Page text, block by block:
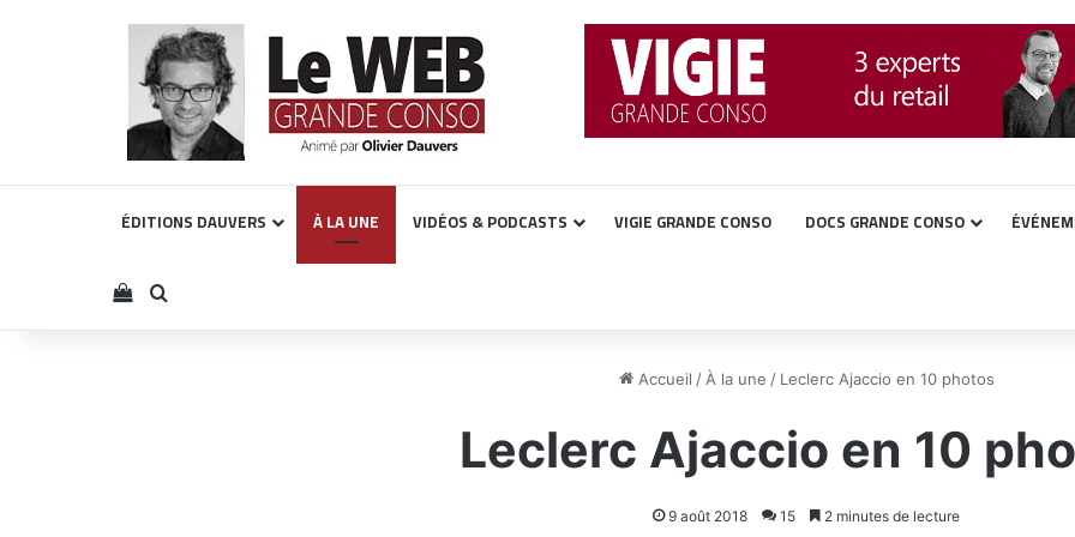
ÉDITIONS DAUVERS À LA UNE VIDÉOS & PODCASTS VIGIE GRANDE CONSO DOCS GRANDE CONSO
Voir votre panier
Rechercher
Accueil / À la une / Leclerc Ajaccio en 10 photos
Leclerc Ajaccio en 10
9 août 2018 15 2 minutes de lecture